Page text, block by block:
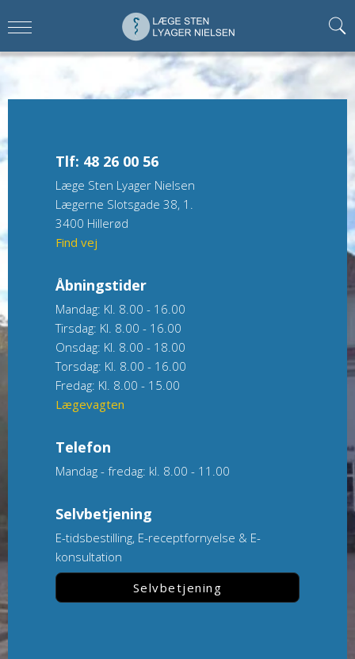
Tlf: 48 26 00 56
Læge Sten Lyager Nielsen
Lægerne Slotsgade 38, 1.
3400 Hillerød
Find vej
Åbningstider
Mandag: Kl. 8.00 - 16.00
Tirsdag: Kl. 8.00 - 16.00
Onsdag: Kl. 8.00 - 18.00
Torsdag: Kl. 8.00 - 16.00
Fredag: Kl. 8.00 - 15.00
Lægevagten
Telefon
Mandag - fredag: kl. 8.00 - 11.00
Selvbetjening
E-tidsbestilling, E-receptfornyelse & E-
konsultation
Selvbetjening